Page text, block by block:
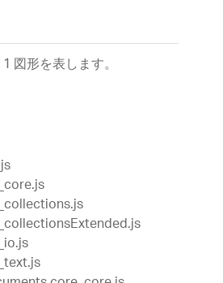
図形を表します。